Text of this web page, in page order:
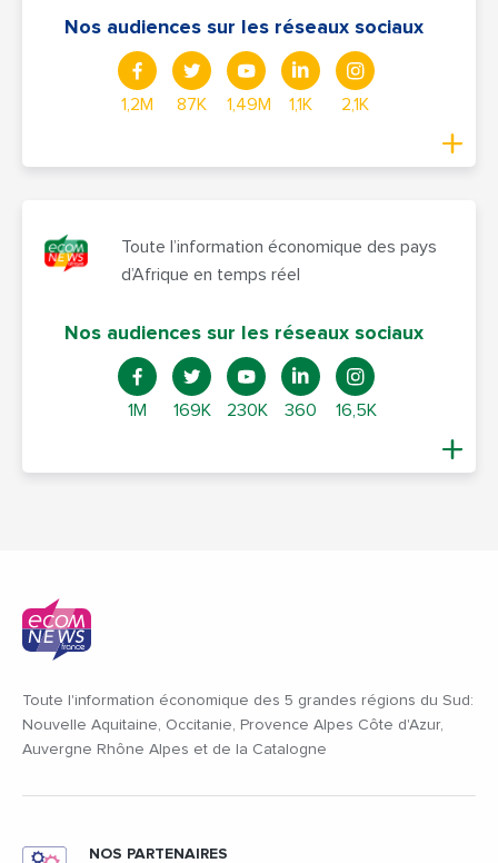
Nos audiences sur les réseaux sociaux
1,2M 87K 1,49M 1,1K 2,1K
Toute l’information économique des pays
d’Afrique en temps réel
Nos audiences sur les réseaux sociaux
1M 169K 230K 360 16,5K
Toute l'information économique des 5 grandes régions du Sud:
Nouvelle Aquitaine, Occitanie, Provence Alpes Côte d'Azur,
Auvergne Rhône Alpes et de la Catalogne
NOS PARTENAIRES